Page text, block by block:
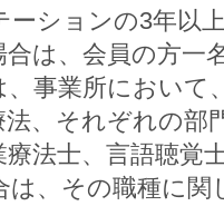
ーションの3年以
は、会員の方一
事業所において
、それぞれの部
療法士、言語聴覚
は、その職種に